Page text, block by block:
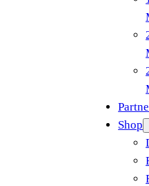
Shop